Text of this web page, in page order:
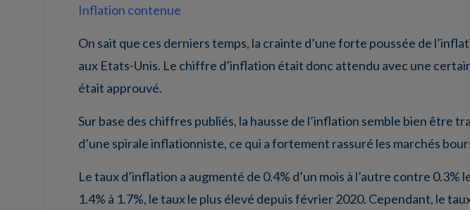
Inflation contenue
On sait que ces derniers temps, la crainte d’une forte poussée de
aux Etats-Unis. Le chiffre d’inflation était donc attendu avec une
était approuvé.
Sur base des chiffres publiés, la hausse de l’inflation semble bien être
d’une spirale inflationniste, ce qui a fortement rassuré les marchés
Le taux d’inflation a augmenté de 0.4% d’un mois à l’autre contre
1.4% à 1.7%, le taux le plus élevé depuis février 2020. Cependant, le